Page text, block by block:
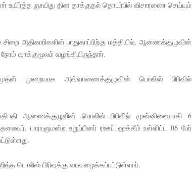
செல்ல தடை!
உயிர்த்த ஞாயிறு தின தாக்குதல் தொடர்பில் விசாரணை செய்யும்
அதிகாரிகளின் பாதுகாப்பிற்கு மத்தியில், ஆணைக்குழுவின்
வாக்குமூலம் வழங்கியிருந்தார்.
முறையாக அவ்வாணைக்குழுவின் பொலிஸ் பிரிவில்
ஆணைக்குழுவின் பொலிஸ் பிரிவில் முன்னிலையாகி 6
பாராளுமன்ற உறுப்பினர் ரஊப் ஹக்கீம் உள்ளிட்ட 06 பேர்
பொலிஸ் பிரிவுக்கு வரவழைக்கப்பட்டுள்ளார்.